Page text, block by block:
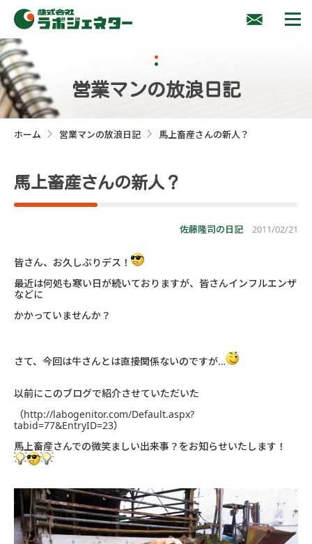
営業マンの放浪日記
ホーム >営業マンの放浪日記 >馬上畜産さんの新人？
馬上畜産さんの新人？
佐藤隆司の日記 2011/02/21
皆さん、お久しぶりデス！
最近は何処も寒い日が続いておりますが、皆さんインフルエンザ
などに
かかっていませんか？
さて、今回は牛さんとは直接関係ないのですが…
以前にこのブログで紹介させていただいた
（http://labogenitor.com/Default.aspx?
tabid=77&EntryID=23）
馬上畜産さんでの微笑ましい出来事？をお知らせいたします！